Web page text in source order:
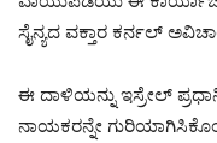
ಸೈನ್ಯದ ವಕ್ತಾರ ಕರ್ನಲ್
ಈ ದಾಳಿಯನ್ನು ಇಸ್ರೇಲ್
ನಾಯಕರನ್ನೇ